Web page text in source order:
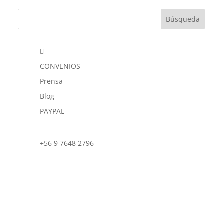

CONVENIOS
Prensa
Blog
PAYPAL
+56 9 7648 2796